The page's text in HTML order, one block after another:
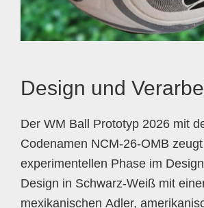
Design und
Der WM Ball Prototyp 2026 mit
Codenamen NCM-26-OMB
experimentellen Phase im
Design in Schwarz-Weiß mit
mexikanischen Adler,